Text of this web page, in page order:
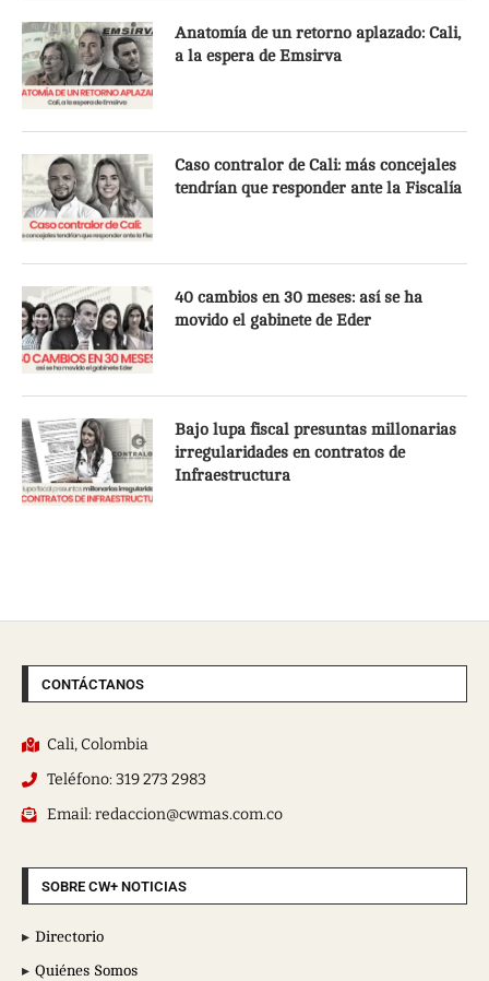
Anatomía de un retorno aplazado: Cali,
a la espera de Emsirva
Caso contralor de Cali: más concejales
tendrían que responder ante la Fiscalía
40 cambios en 30 meses: así se ha
movido el gabinete de Eder
Bajo lupa fiscal presuntas millonarias
irregularidades en contratos de
Infraestructura
CONTÁCTANOS
Cali, Colombia
Teléfono: 319 273 2983
Email: redaccion@cwmas.com.co
SOBRE CW+ NOTICIAS
Directorio
Quiénes Somos